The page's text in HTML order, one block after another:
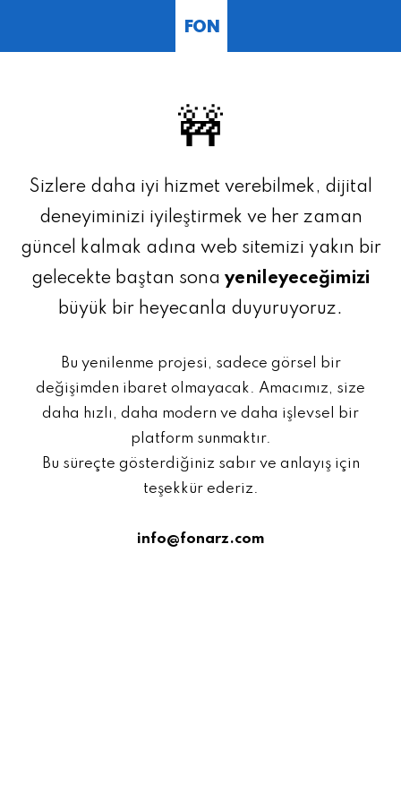
FON
🚧
Sizlere daha iyi hizmet verebilmek, dijital
deneyiminizi iyileştirmek ve her zaman
güncel kalmak adına web sitemizi yakın bir
gelecekte baştan sona yenileyeceğimizi
büyük bir heyecanla duyuruyoruz.
Bu yenilenme projesi, sadece görsel bir
değişimden ibaret olmayacak. Amacımız, size
daha hızlı, daha modern ve daha işlevsel bir
platform sunmaktır.
Bu süreçte gösterdiğiniz sabır ve anlayış için
teşekkür ederiz.
info@fonarz.com